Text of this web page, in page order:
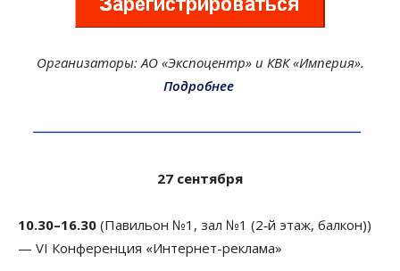
Организаторы: АО «Экспоцентр» и КВК «Империя».
Подробнее
27 сентября
10.30–16.30 (Павильон №1, зал №1 (2‑й этаж, балкон))
— VI Конференция «Интернет-реклама»